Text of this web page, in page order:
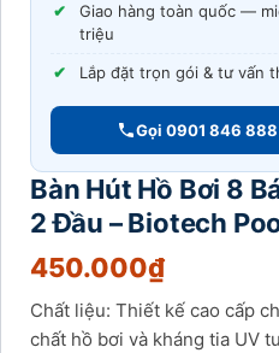
Giao hàng toàn quốc —
triệu
Lắp đặt trọn gói & tư vấn
Gọi 0901 846 888
Bàn Hút Hồ Bơi 8
2 Đầu – Biotech
450.000₫
Chất liệu: Thiết kế cao cấp
chất hồ bơi và kháng tia UV